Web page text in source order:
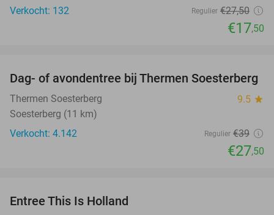
Verkocht: 132
Regulier €27,50
€17,50
29%
Dag- of avondentree bij Thermen Soesterberg
Thermen Soesterberg 9.5 star
Soesterberg (11 km)
Verkocht: 4.142
Regulier €39
€27,50
Entree This Is Holland